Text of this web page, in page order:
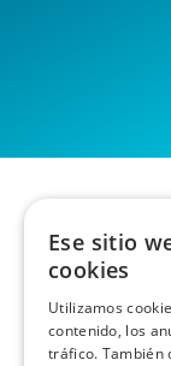
Ese sitio
cookies
Utilizamos
contenido, los
tráfico. También